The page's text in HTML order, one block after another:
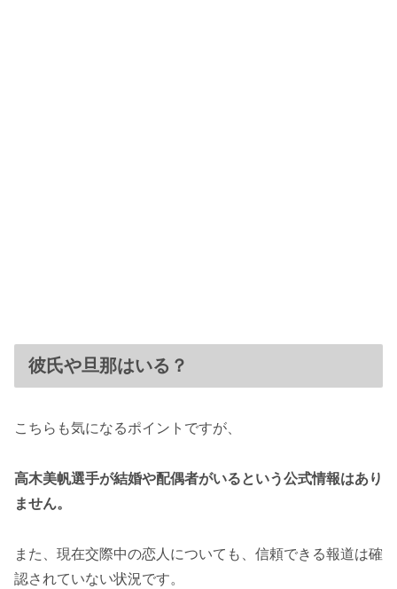
彼氏や旦那はいる？
こちらも気になるポイントですが、
高木美帆選手が結婚や配偶者がいるという公式情報はあり
ません。
また、現在交際中の恋人についても、信頼できる報道は確
認されていない状況です。